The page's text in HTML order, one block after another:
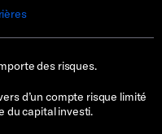
des risques.
d’un compte risque limité
du capital investi.